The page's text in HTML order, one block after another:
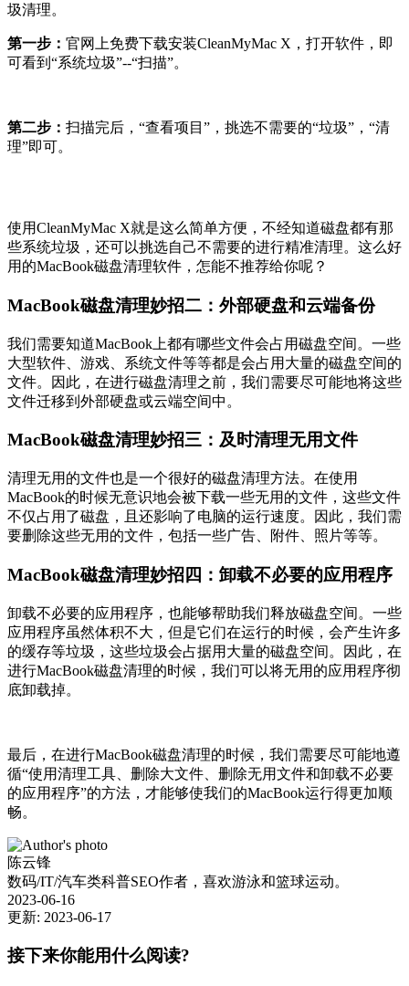
圾清理。
第一步： 官网上免费下载安装CleanMyMac X，打开软件，即
可看到“系统垃圾”--“扫描”。
第二步： 扫描完后，“查看项目”，挑选不需要的“垃圾”，“清
理”即可。
使用CleanMyMac X就是这么简单方便，不经知道磁盘都有那
些系统垃圾，还可以挑选自己不需要的进行精准清理。这么好
用的MacBook磁盘清理软件，怎能不推荐给你呢？
MacBook磁盘清理妙招二：外部硬盘和云端备份
我们需要知道MacBook上都有哪些文件会占用磁盘空间。一些
大型软件、游戏、系统文件等等都是会占用大量的磁盘空间的
文件。因此，在进行磁盘清理之前，我们需要尽可能地将这些
文件迁移到外部硬盘或云端空间中。
MacBook磁盘清理妙招三：及时清理无用文件
清理无用的文件也是一个很好的磁盘清理方法。在使用
MacBook的时候无意识地会被下载一些无用的文件，这些文件
不仅占用了磁盘，且还影响了电脑的运行速度。因此，我们需
要删除这些无用的文件，包括一些广告、附件、照片等等。
MacBook磁盘清理妙招四：卸载不必要的应用程序
卸载不必要的应用程序，也能够帮助我们释放磁盘空间。一些
应用程序虽然体积不大，但是它们在运行的时候，会产生许多
的缓存等垃圾，这些垃圾会占据用大量的磁盘空间。因此，在
进行MacBook磁盘清理的时候，我们可以将无用的应用程序彻
底卸载掉。
最后，在进行MacBook磁盘清理的时候，我们需要尽可能地遵
循“使用清理工具、删除大文件、删除无用文件和卸载不必要
的应用程序”的方法，才能够使我们的MacBook运行得更加顺
畅。
陈云锋
数码/IT/汽车类科普SEO作者，喜欢游泳和篮球运动。
2023-06-16
更新: 2023-06-17
接下来你能用什么阅读?